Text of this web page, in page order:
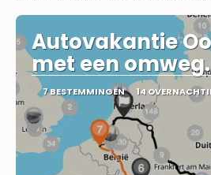
Autovakantie
met een omweg.
7 BESTEMMINGEN 14